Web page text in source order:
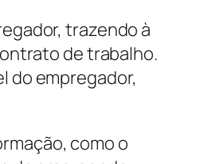
trazendo à
de trabalho.
do empregador,
como o